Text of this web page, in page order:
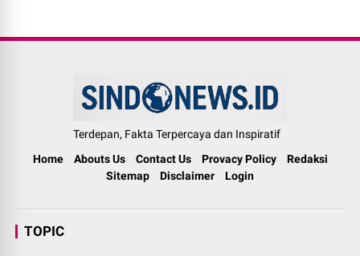
Terdepan, Fakta Terpercaya dan Inspiratif
Home
Abouts Us Contact Us Provacy Policy
Redaksi
Sitemap
Disclaimer Login
TOPIC